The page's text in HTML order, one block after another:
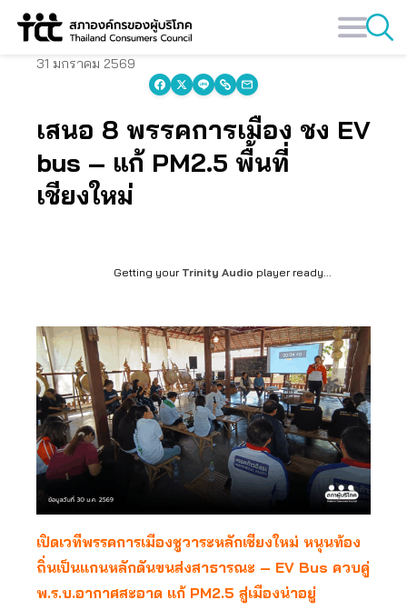
Skip
31 มกราคม 2569
เสนอ 8 พรรคการเมือง ชง EV
bus – แก้ PM2.5 พื้นที่
เชียงใหม่
Getting your Trinity Audio player ready...
เปิดเวทีพรรคการเมืองชูวาระหลักเชียงใหม่ หนุนท้อง
ถิ่นเป็นแกนหลักดันขนส่งสาธารณะ – EV Bus ควบคู่
พ.ร.บ.อากาศสะอาด แก้ PM2.5 สู่เมืองน่าอยู่